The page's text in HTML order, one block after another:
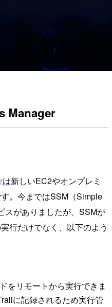
Manager
は新しいEC2やオンプレミ
。今まではSSM（Simple
スがありましたが、SSMが
行だけでなく、以下のよう
をリモートから実行できま
に記録されるため実行管